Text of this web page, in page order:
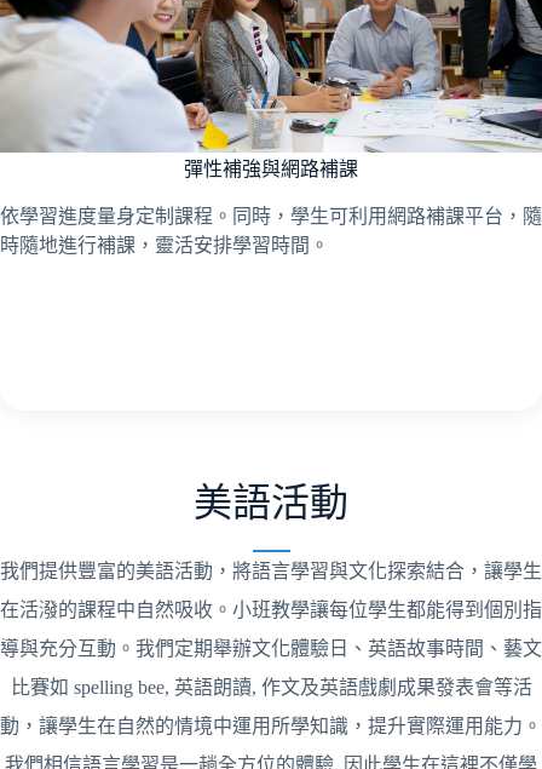
彈性補強與網路補課
依學習進度量身定制課程。同時，學生可利用網路補課平台，隨
時隨地進行補課，靈活安排學習時間。
美語活動
我們提供豐富的美語活動，將語言學習與文化探索結合，讓學生
在活潑的課程中自然吸收。小班教學讓每位學生都能得到個別指
導與充分互動。我們定期舉辦文化體驗日、英語故事時間、藝文
比賽如 spelling bee, 英語朗讀, 作文及英語戲劇成果發表會等活
動，讓學生在自然的情境中運用所學知識，提升實際運用能力。